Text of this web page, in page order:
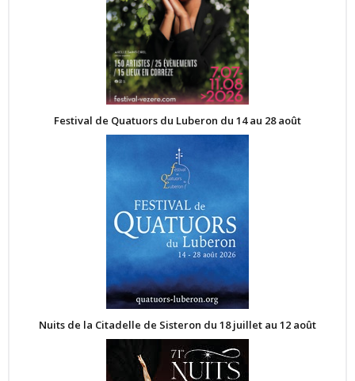
Festival de Quatuors du Luberon du 14 au 28 août
Nuits de la Citadelle de Sisteron du 18 juillet au 12 août